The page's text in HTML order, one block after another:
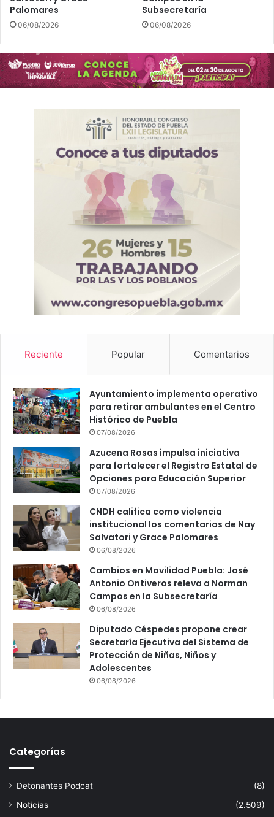
Palomares
06/08/2026
Subsecretaría
06/08/2026
Reciente Popular Comentarios
Ayuntamiento implementa operativo
para retirar ambulantes en el Centro
Histórico de Puebla
07/08/2026
Azucena Rosas impulsa iniciativa
para fortalecer el Registro Estatal de
Opciones para Educación Superior
07/08/2026
CNDH califica como violencia
institucional los comentarios de Nay
Salvatori y Grace Palomares
06/08/2026
Cambios en Movilidad Puebla: José
Antonio Ontiveros releva a Norman
Campos en la Subsecretaría
06/08/2026
Diputado Céspedes propone crear
Secretaría Ejecutiva del Sistema de
Protección de Niñas, Niños y
Adolescentes
06/08/2026
Categorías
Detonantes Podcat
(8)
Noticias
(2.509)